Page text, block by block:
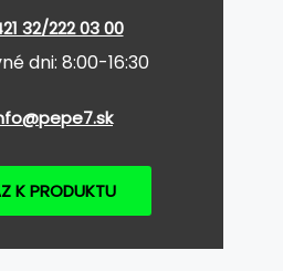
32/222 03 00
dni: 8:00-16:30
K PRODUKTU